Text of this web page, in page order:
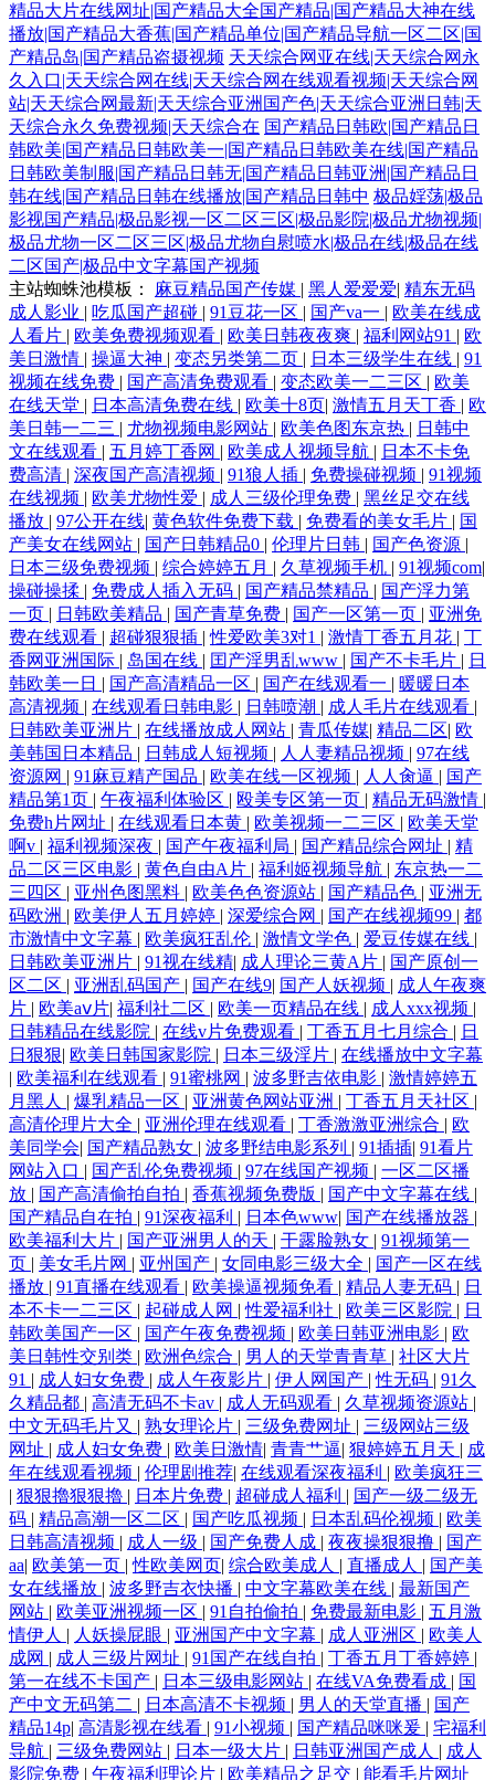
精品大片在线网址|国产精品大全国产精品|国产精品大神在线
播放|国产精品大香蕉|国产精品单位|国产精品导航一区二区|国
产精品岛|国产精品盗摄视频 天天综合网亚在线|天天综合网永
久入口|天天综合网在线|天天综合网在线观看视频|天天综合网
站|天天综合网最新|天天综合亚洲国产色|天天综合亚洲日韩|天
天综合永久免费视频|天天综合在 国产精品日韩欧|国产精品日
韩欧美|国产精品日韩欧美一|国产精品日韩欧美在线|国产精品
日韩欧美制服|国产精品日韩无|国产精品日韩亚洲|国产精品日
韩在线|国产精品日韩在线播放|国产精品日韩中 极品婬荡|极品
影视国产精品|极品影视一区二区三区|极品影院|极品尤物视频|
极品尤物一区二区三区|极品尤物自慰喷水|极品在线|极品在线
二区国产|极品中文字幕国产视频
主站蜘蛛池模板： 麻豆精品国产传媒 | 黑人爱爱爱| 精东无码
成人影业 | 吃瓜国产超碰 | 91豆花一区 | 国产va一 | 欧美在线成
人看片 | 欧美免费视频观看 | 欧美日韩夜夜爽 | 福利网站91 | 欧
美日激情 | 操逼大神 | 变态另类第二页 | 日本三级学生在线 | 91
视频在线免费 | 国产高清免费观看 | 变态欧美一二三区 | 欧美
在线天堂 | 日本高清免费在线 | 欧美十8页| 激情五月天丁香 | 欧
美日韩一二三 | 尤物视频电影网站 | 欧美色图东京热 | 日韩中
文在线观看 | 五月婷丁香网 | 欧美成人视频导航 | 日本不卡免
费高清 | 深夜国产高清视频 | 91狼人插 | 免费操碰视频 | 91视频
在线视频 | 欧美尤物性爱 | 成人三级伦理免费 | 黑丝足交在线
播放 | 97公开在线| 黄色软件免费下载 | 免费看的美女毛片 | 国
产美女在线网站 | 国产日韩精品0 | 伦理片日韩 | 国产色资源 |
日本三级免费视频 | 综合婷婷五月 | 久草视频手机 | 91视频com|
操碰操揉 | 免费成人插入无码 | 国产精品禁精品 | 国产浮力第
一页 | 日韩欧美精品 | 国产青草免费 | 国产一区第一页 | 亚洲免
费在线观看 | 超碰狠狠插 |性爱欧美3对1 | 激情丁香五月花 | 丁
香网亚洲国际 | 岛国在线 | 囯产淫男乱www | 国产不卡毛片 | 日
韩欧美一日 | 国产高清精品一区 | 国产在线观看一 | 暖暖日本
高清视频 | 在线观看日韩电影 | 日韩喷潮 | 成人毛片在线观看 |
日韩欧美亚洲片 | 在线播放成人网站 | 青瓜传媒| 精品二区| 欧
美韩国日本精品 | 日韩成人短视频 | 人人妻精品视频 | 97在线
资源网 | 91麻豆精产国品 | 欧美在线一区视频 | 人人肏逼 | 国产
精品第1页 | 午夜福利体验区 | 殴美专区第一页 | 精品无码激情 |
免费h片网址 | 在线观看日本黄 | 欧美视频一二三区 | 欧美天堂
啊v | 福利视频深夜 | 国产午夜福利局 | 国产精品综合网址 | 精
品二区三区电影 | 黄色自由A片 | 福利姬视频导航 | 东京热一二
三四区 | 亚州色图黑料 | 欧美色色资源站 | 国产精品色 | 亚洲无
码欧洲 | 欧美伊人五月婷婷 | 深爱综合网 | 国产在线视频99 | 都
市激情中文字幕 | 欧美疯狂乱伦 | 激情文学色 | 爱豆传媒在线 |
日韩欧美亚洲片 | 91视在线精| 成人理论三黄A片 | 国产原创一
区二区 | 亚洲乱码国产 | 国产在线9| 国产人妖视频 | 成人午夜爽
片 | 欧美aⅴ片| 福利社二区 | 欧美一页精品在线 | 成人xxx视频 |
日韩精品在线影院 | 在线v片免费观看 | 丁香五月七月综合 | 日
日狠狠| 欧美日韩国家影院 | 日本三级淫片 | 在线播放中文字幕
| 欧美福利在线观看 | 91蜜桃网 | 波多野吉依电影 | 激情婷婷五
月黑人 | 爆乳精品一区 | 亚洲黄色网站亚洲 | 丁香五月天社区 |
高清伦理片大全 | 亚洲伦理在线观看 | 丁香激激亚洲综合 | 欧
美同学会| 国产精品熟女 | 波多野结电影系列 | 91插插| 91看片
网站入口 | 国产乱伦免费视频 | 97在线国产视频 | 一区二区播
放 | 国产高清偷拍自拍 | 香蕉视频免费版 | 国产中文字幕在线 |
国产精品自在拍 | 91深夜福利 | 日本色www| 国产在线播放器 |
欧美福利大片 | 国产亚洲男人的天 | 干露脸熟女 | 91视频第一
页 | 美女毛片网 | 亚州国产 | 女同电影三级大全 | 国产一区在线
播放 | 91直播在线观看 | 欧美操逼视频免看 | 精品人妻无码 | 日
本不卡一二三区 | 起碰成人网 |性爱福利社 | 欧美三区影院 | 日
韩欧美国产一区 | 国产午夜免费视频 | 欧美日韩亚洲电影 | 欧
美日韩性交别类 | 欧洲色综合 | 男人的天堂青青草 | 社区大片
91 | 成人妇女免费 | 成人午夜影片 | 伊人网国产 |性无码 | 91久
久精品都 | 高清无码不卡av | 成人无码观看 | 久草视频资源站 |
中文无码毛片又 | 熟女理论片 | 三级免费网址 | 三级网站三级
网址 | 成人妇女免费 | 欧美日激情| 青青艹逼| 狠婷婷五月天 | 成
年在线观看视频 | 伦理剧推荐| 在线观看深夜福利 | 欧美疯狂三
| 狠狠擼狠狠擼 | 日本片免费 | 超碰成人福利 | 国产一级二级无
码 | 精品高潮一区二区 | 国产吃瓜视频 | 日本乱码伦视频 | 欧美
日韩高清视频 | 成人一级 | 国产免费人成 | 夜夜操狠狠撸 | 国产
aa| 欧美第一页 |性欧美网页| 综合欧美成人 | 直播成人 | 国产美
女在线播放 | 波多野吉衣快播 | 中文字幕欧美在线 | 最新国产
网站 | 欧美亚洲视频一区 | 91自拍偷拍 | 免费最新电影 | 五月激
情伊人 | 人妖操屁眼 | 亚洲国产中文字幕 | 成人亚洲区 | 欧美人
成网 | 成人三级片网址 | 91国产在线自拍 | 丁香五月丁香婷婷 |
第一在线不卡国产 | 日本三级电影网站 | 在线VA免费看成 | 国
产中文无码第二 | 日本高清不卡视频 | 男人的天堂直播 | 国产
精品14p| 高清影视在线看 | 91小视频 | 国产精品咪咪爰 | 宅福利
导航 | 三级免费网站 | 日本一级大片 | 日韩亚洲国产成人 | 成人
影院免费 | 午夜福利理论片 | 欧美精品之足交 | 能看毛片网址